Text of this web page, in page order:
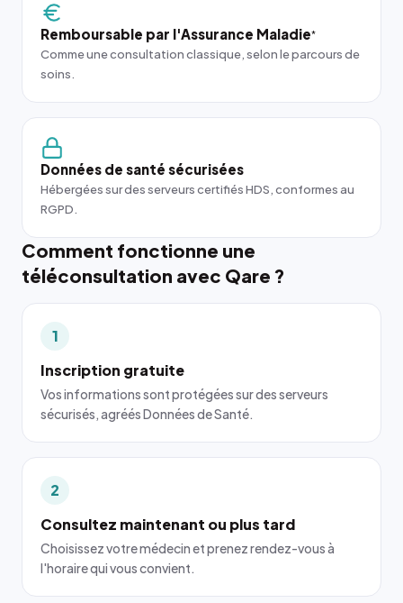
Remboursable par l'Assurance Maladie*
Comme une consultation classique, selon le parcours de
soins.
Données de santé sécurisées
Hébergées sur des serveurs certifiés HDS, conformes au
RGPD.
Comment fonctionne une
téléconsultation avec Qare ?
1
Inscription gratuite
Vos informations sont protégées sur des serveurs
sécurisés, agréés Données de Santé.
2
Consultez maintenant ou plus tard
Choisissez votre médecin et prenez rendez-vous à
l'horaire qui vous convient.